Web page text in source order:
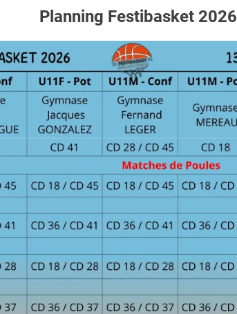
Planning Festibasket 2026